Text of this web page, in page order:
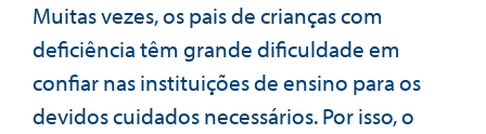
Muitas vezes, os pais de crianças com
deficiência têm grande dificuldade em
confiar nas instituições de ensino para os
devidos cuidados necessários. Por isso, o